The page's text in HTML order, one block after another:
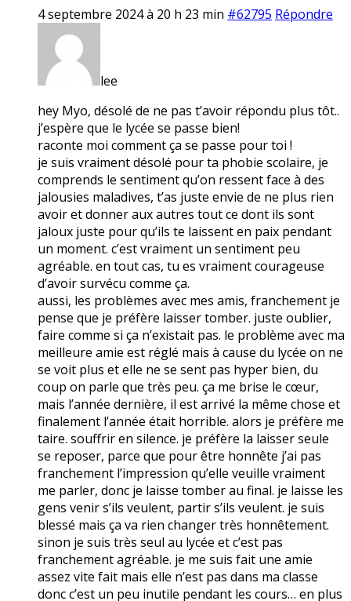
4 septembre 2024 à 20 h 23 min #62795 Répondre
lee
hey Myo, désolé de ne pas t’avoir répondu plus tôt..
j’espère que le lycée se passe bien!
raconte moi comment ça se passe pour toi !
je suis vraiment désolé pour ta phobie scolaire, je
comprends le sentiment qu’on ressent face à des
jalousies maladives, t’as juste envie de ne plus rien
avoir et donner aux autres tout ce dont ils sont
jaloux juste pour qu’ils te laissent en paix pendant
un moment. c’est vraiment un sentiment peu
agréable. en tout cas, tu es vraiment courageuse
d’avoir survécu comme ça.
aussi, les problèmes avec mes amis, franchement je
pense que je préfère laisser tomber. juste oublier,
faire comme si ça n’existait pas. le problème avec ma
meilleure amie est réglé mais à cause du lycée on ne
se voit plus et elle ne se sent pas hyper bien, du
coup on parle que très peu. ça me brise le cœur,
mais l’année dernière, il est arrivé la même chose et
finalement l’année était horrible. alors je préfère me
taire. souffrir en silence. je préfère la laisser seule
se reposer, parce que pour être honnête j’ai pas
franchement l’impression qu’elle veuille vraiment
me parler, donc je laisse tomber au final. je laisse les
gens venir s’ils veulent, partir s’ils veulent. je suis
blessé mais ça va rien changer très honnêtement.
sinon je suis très seul au lycée et c’est pas
franchement agréable. je me suis fait une amie
assez vite fait mais elle n’est pas dans ma classe
donc c’est un peu inutile pendant les cours… en plus